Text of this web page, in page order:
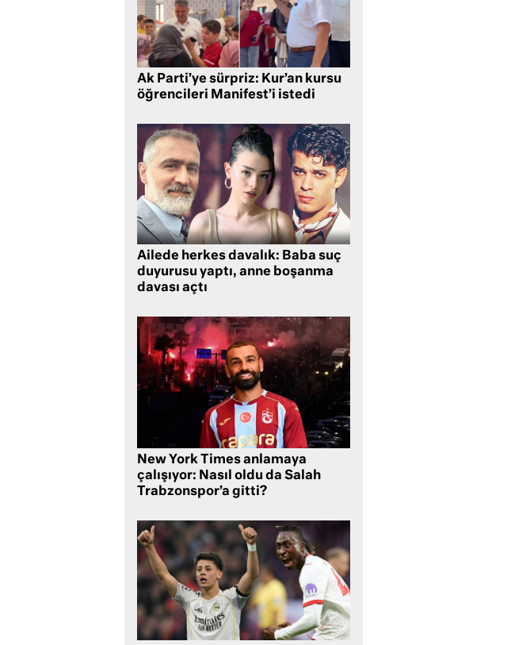
Ak Parti’ye sürpriz: Kur’an kursu
öğrencileri Manifest’i istedi
Ailede herkes davalık: Baba suç
duyurusu yaptı, anne boşanma
davası açtı
New York Times anlamaya
çalışıyor: Nasıl oldu da Salah
Trabzonspor’a gitti?